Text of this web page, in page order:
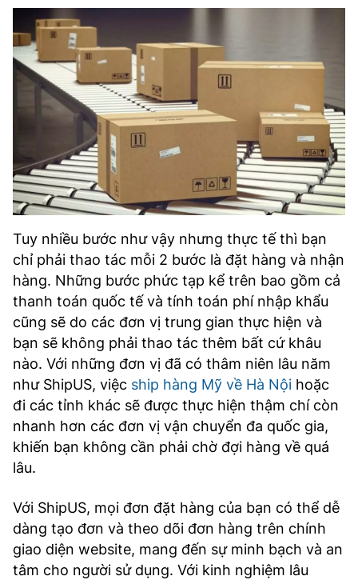
Tuy nhiều bước như vậy nhưng thực tế thì bạn
chỉ phải thao tác mỗi 2 bước là đặt hàng và nhận
hàng. Những bước phức tạp kể trên bao gồm cả
thanh toán quốc tế và tính toán phí nhập khẩu
cũng sẽ do các đơn vị trung gian thực hiện và
bạn sẽ không phải thao tác thêm bất cứ khâu
nào. Với những đơn vị đã có thâm niên lâu năm
như ShipUS, việc ship hàng Mỹ về Hà Nội hoặc
đi các tỉnh khác sẽ được thực hiện thậm chí còn
nhanh hơn các đơn vị vận chuyển đa quốc gia,
khiến bạn không cần phải chờ đợi hàng về quá
lâu.
Với ShipUS, mọi đơn đặt hàng của bạn có thể dễ
dàng tạo đơn và theo dõi đơn hàng trên chính
giao diện website, mang đến sự minh bạch và an
tâm cho người sử dụng. Với kinh nghiệm lâu